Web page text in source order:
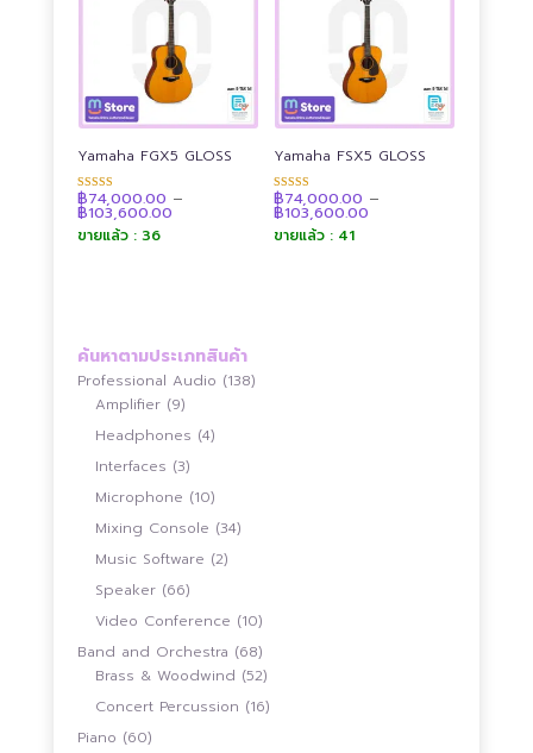
Yamaha FGX5 GLOSS
ให้คะแนน
4.92
ตั้งแต่ 1-5
คะแนน
฿74,000.00 –
฿103,600.00Price
ขายแล้ว : 36
Yamaha FSX5 GLOSS
ให้คะแนน
4.91
ตั้งแต่ 1-5
คะแนน
฿74,000.00 –
฿103,600.00
ขายแล้ว : 41
ค้นหาตามประเภทสินค้า
Professional Audio 138138
Amplifier 99
สินค้า
Headphones 44
Interfaces 33
สินค้า
Microphone 1010
สินค้า
Mixing Console 3434
Music Software 22
Speaker 6666
Video Conference 1010
สินค้า
Band and Orchestra 6868
สินค้า
Brass & Woodwind 5252
สินค้า
Concert Percussion 1616
Piano 6060